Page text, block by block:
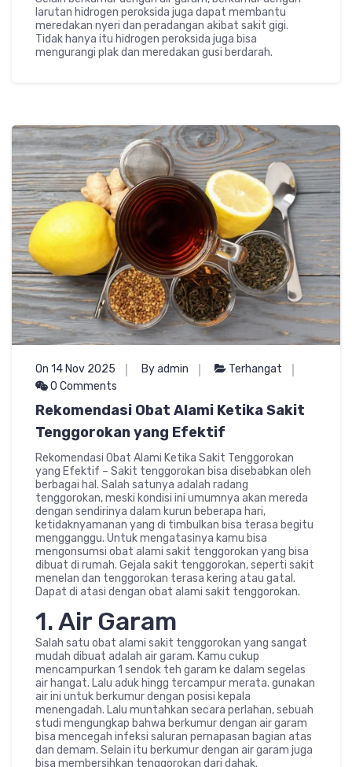
larutan hidrogen peroksida juga dapat membantu
meredakan nyeri dan peradangan akibat sakit gigi.
Tidak hanya itu hidrogen peroksida juga bisa
mengurangi plak dan meredakan gusi berdarah.
On 14 Nov 2025 By admin
Terhangat
0 Comments
Rekomendasi Obat Alami Ketika Sakit
Tenggorokan yang Efektif
Rekomendasi Obat Alami Ketika Sakit Tenggorokan
yang Efektif – Sakit tenggorokan bisa disebabkan oleh
berbagai hal. Salah satunya adalah radang
tenggorokan, meski kondisi ini umumnya akan mereda
dengan sendirinya dalam kurun beberapa hari,
ketidaknyamanan yang di timbulkan bisa terasa begitu
mengganggu. Untuk mengatasinya kamu bisa
mengonsumsi obat alami sakit tenggorokan yang bisa
dibuat di rumah. Gejala sakit tenggorokan, seperti sakit
menelan dan tenggorokan terasa kering atau gatal.
Dapat di atasi dengan obat alami sakit tenggorokan.
1. Air Garam
Salah satu obat alami sakit tenggorokan yang sangat
mudah dibuat adalah air garam. Kamu cukup
mencampurkan 1 sendok teh garam ke dalam segelas
air hangat. Lalu aduk hingg tercampur merata. gunakan
air ini untuk berkumur dengan posisi kepala
menengadah. Lalu muntahkan secara perlahan, sebuah
studi mengungkap bahwa berkumur dengan air garam
bisa mencegah infeksi saluran pernapasan bagian atas
dan demam. Selain itu berkumur dengan air garam juga
bisa membersihkan tenggorokan dari dahak.